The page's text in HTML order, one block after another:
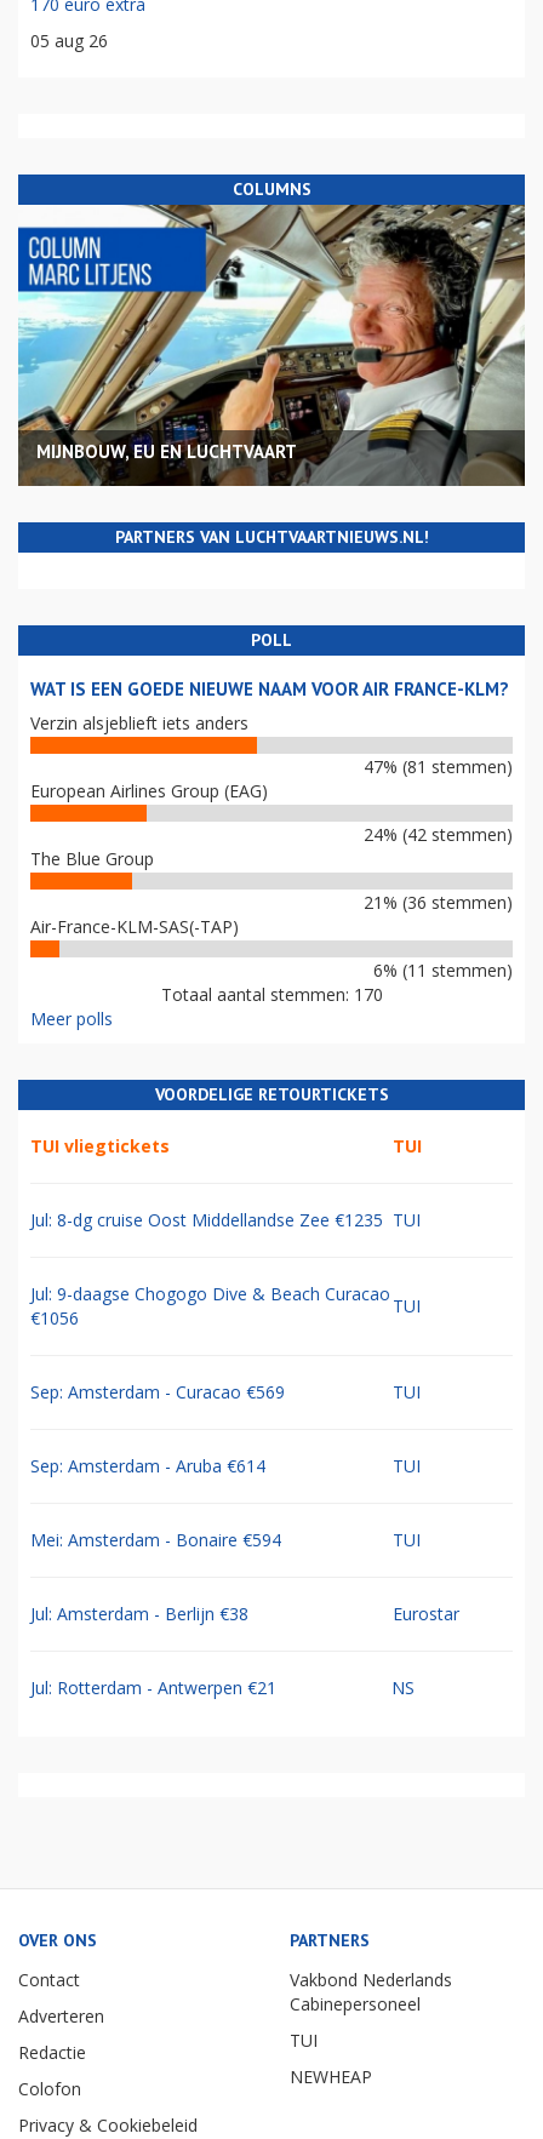
05 aug 26
COLUMNS
MIJNBOUW, EU EN LUCHTVAART
PARTNERS VAN LUCHTVAARTNIEUWS.NL!
POLL
WAT IS EEN GOEDE NIEUWE NAAM VOOR AIR FRANCE-KLM?
Verzin alsjeblieft iets anders
47% (81 stemmen)
European Airlines Group (EAG)
24% (42 stemmen)
The Blue Group
21% (36 stemmen)
Air-France-KLM-SAS(-TAP)
6% (11 stemmen)
Totaal aantal stemmen: 170
Meer polls
VOORDELIGE RETOURTICKETS
TUI vliegtickets TUI
Jul: 8-dg cruise Oost Middellandse Zee €1235 TUI
Jul: 9-daagse Chogogo Dive & Beach Curacao
€1056
TUI
Sep: Amsterdam - Curacao €569 TUI
Sep: Amsterdam - Aruba €614 TUI
Mei: Amsterdam - Bonaire €594 TUI
Jul: Amsterdam - Berlijn €38 Eurostar
Jul: Rotterdam - Antwerpen €21 NS
OVER ONS
Contact
Adverteren
Redactie
Colofon
Privacy & Cookiebeleid
PARTNERS
Vakbond Nederlands
Cabinepersoneel
TUI
NEWHEAP